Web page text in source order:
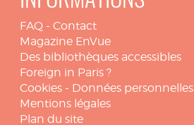
FAQ - Contact
Magazine EnVue
Des bibliothèques accessibles
Foreign in Paris ?
Cookies - Données personnelles
Mentions légales
Plan du site